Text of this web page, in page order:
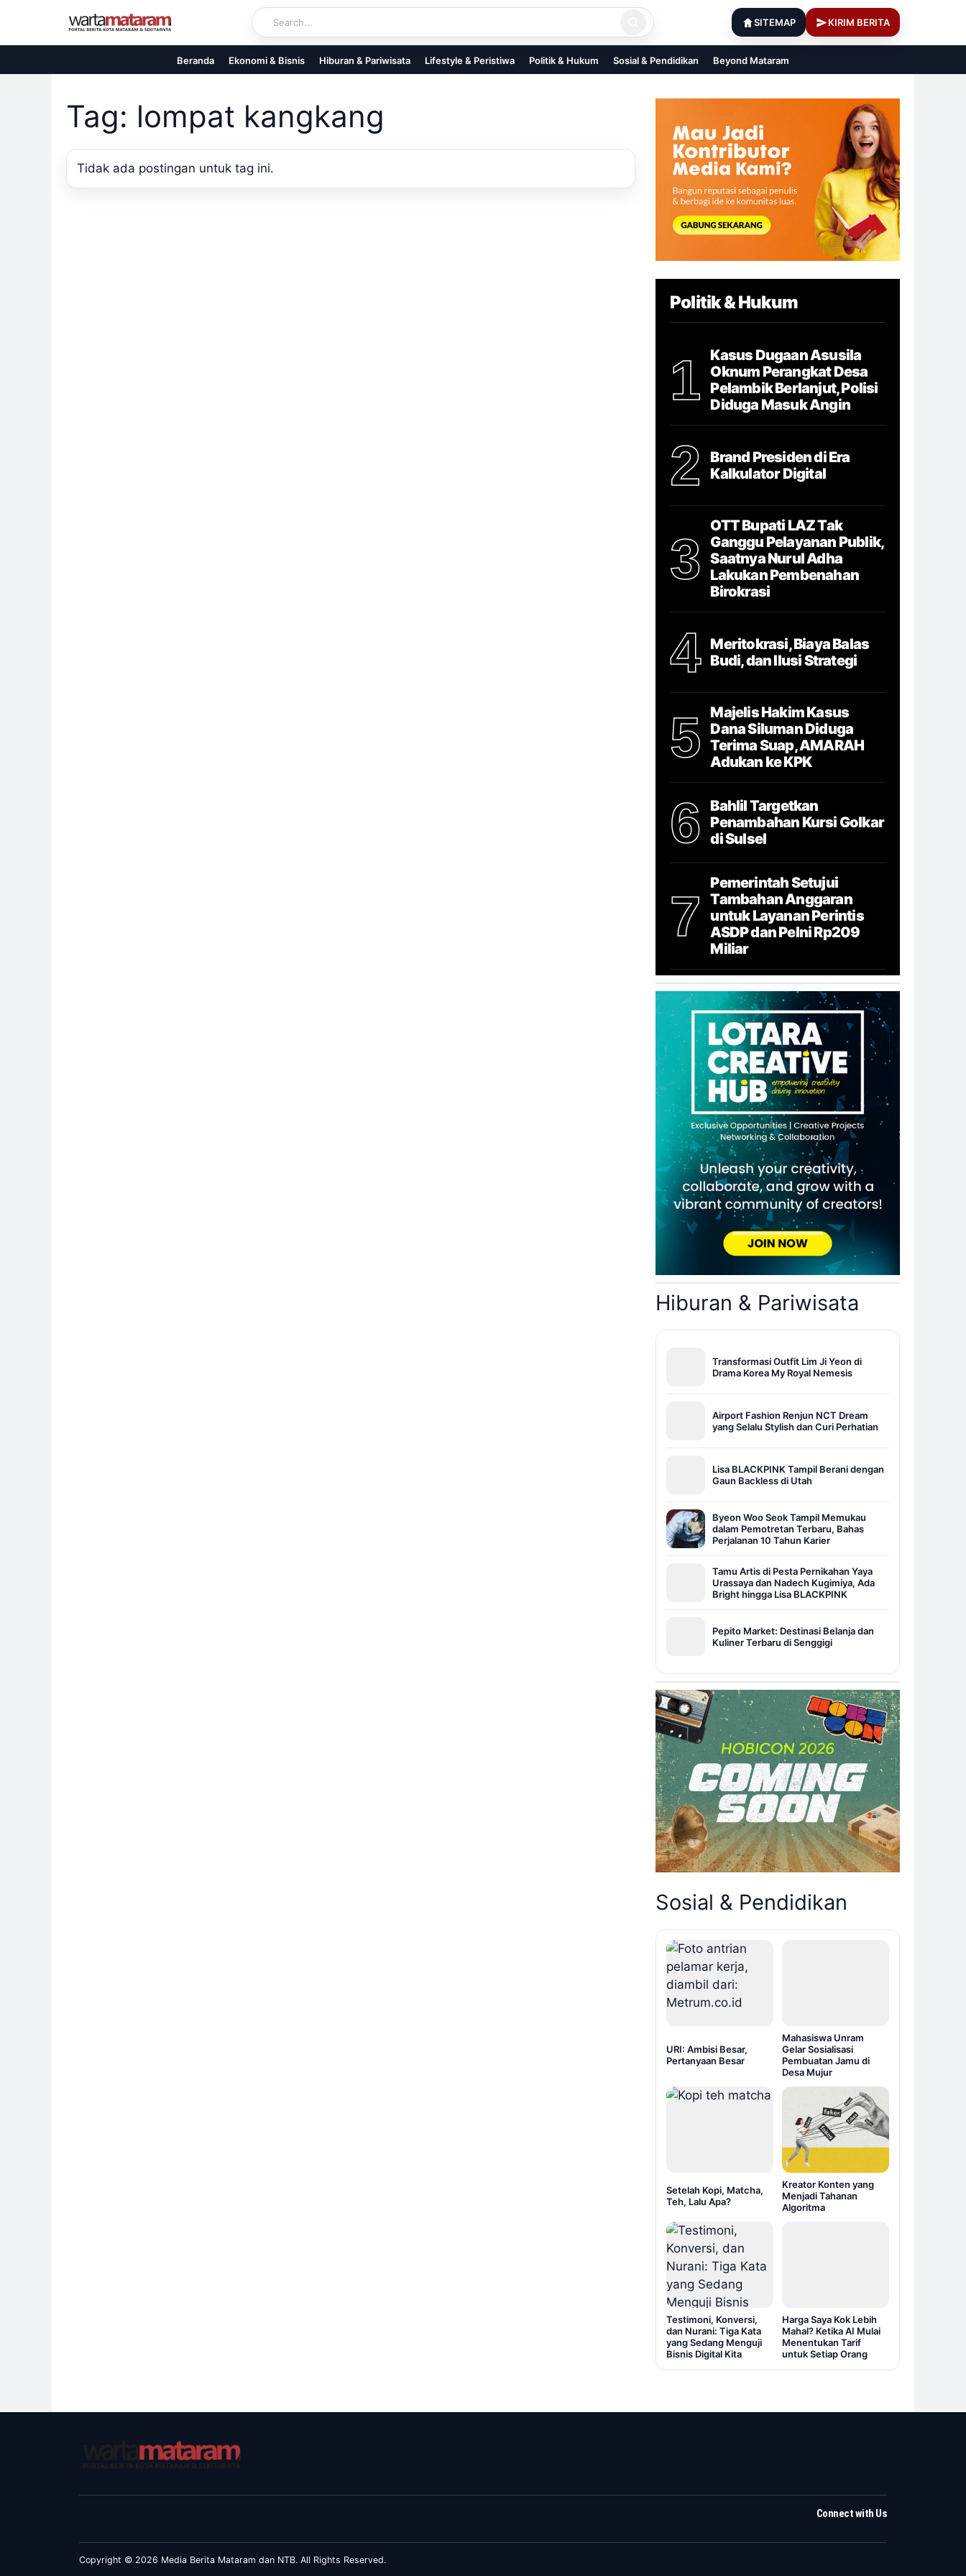
content
SITEMAP KIRIM BERITA
Beranda Ekonomi & Bisnis Hiburan & Pariwisata Lifestyle & Peristiwa Politik & Hukum Sosial & Pendidikan Beyond Mataram
Tag: lompat kangkang
Tidak ada postingan untuk tag ini.
Politik & Hukum
1
Kasus Dugaan Asusila
Oknum Perangkat Desa
Pelambik Berlanjut, Polisi
Diduga Masuk Angin
2
Brand Presiden di Era
Kalkulator Digital
3
OTT Bupati LAZ Tak
Ganggu Pelayanan Publik,
Saatnya Nurul Adha
Lakukan Pembenahan
Birokrasi
4
Meritokrasi, Biaya Balas
Budi, dan Ilusi Strategi
5
Majelis Hakim Kasus
Dana Siluman Diduga
Terima Suap, AMARAH
Adukan ke KPK
6
Bahlil Targetkan
Penambahan Kursi Golkar
di Sulsel
7
Pemerintah Setujui
Tambahan Anggaran
untuk Layanan Perintis
ASDP dan Pelni Rp209
Miliar
Hiburan & Pariwisata
Transformasi Outfit Lim Ji Yeon di
Drama Korea My Royal Nemesis
Airport Fashion Renjun NCT Dream
yang Selalu Stylish dan Curi Perhatian
Lisa BLACKPINK Tampil Berani dengan
Gaun Backless di Utah
Byeon Woo Seok Tampil Memukau
dalam Pemotretan Terbaru, Bahas
Perjalanan 10 Tahun Karier
Tamu Artis di Pesta Pernikahan Yaya
Urassaya dan Nadech Kugimiya, Ada
Bright hingga Lisa BLACKPINK
Pepito Market: Destinasi Belanja dan
Kuliner Terbaru di Senggigi
Sosial & Pendidikan
URI: Ambisi Besar,
Pertanyaan Besar
Mahasiswa Unram
Gelar Sosialisasi
Pembuatan Jamu di
Desa Mujur
Setelah Kopi, Matcha,
Teh, Lalu Apa?
Kreator Konten yang
Menjadi Tahanan
Algoritma
Testimoni, Konversi,
dan Nurani: Tiga Kata
yang Sedang Menguji
Bisnis Digital Kita
Harga Saya Kok Lebih
Mahal? Ketika AI Mulai
Menentukan Tarif
untuk Setiap Orang
Connect with Us
Copyright © 2026 Media Berita Mataram dan NTB. All Rights Reserved.